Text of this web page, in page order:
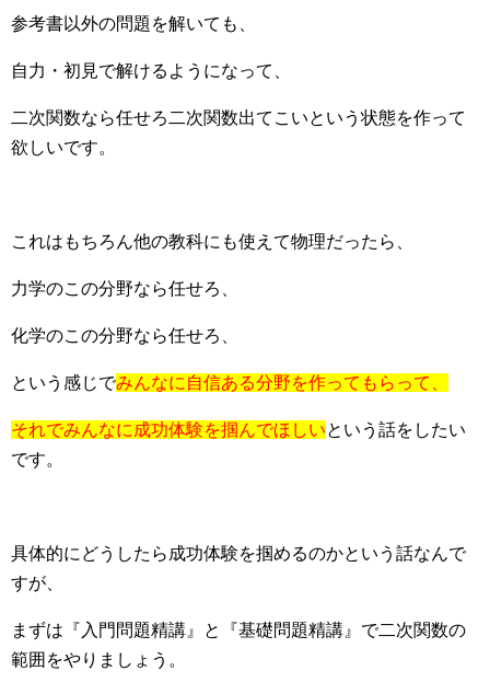
参考書以外の問題を解いても、
自力・初見で解けるようになって、
二次関数なら任せろ二次関数出てこいという状態を作って
欲しいです。
これはもちろん他の教科にも使えて物理だったら、
力学のこの分野なら任せろ、
化学のこの分野なら任せろ、
という感じでみんなに自信ある分野を作ってもらって、
それでみんなに成功体験を掴んでほしいという話をしたい
です。
具体的にどうしたら成功体験を掴めるのかという話なんで
すが、
まずは『入門問題精講』と『基礎問題精講』で二次関数の
範囲をやりましょう。